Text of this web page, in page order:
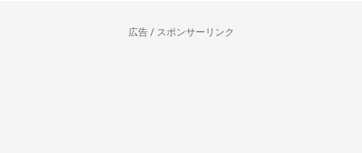
広告 / スポンサーリンク